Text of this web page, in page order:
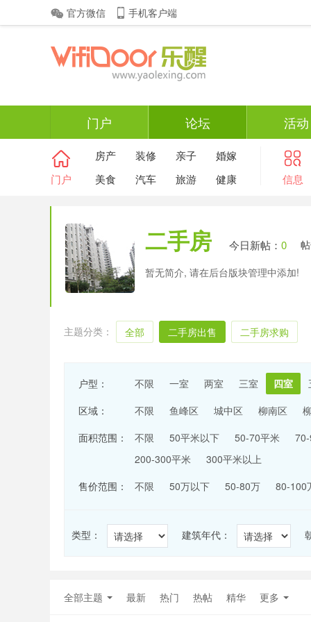
官方微信 手机客户端
门户 论坛 活动
门户
房产 装修 亲子
婚嫁
美食
汽车 旅游 健康 信息
二手房 今日新帖： 0
暂无简介, 请在后台版块管理中添加!
主题分类： 全部 二手房出售 二手房求购
户型： 不限 一室 两室 三室 四室
区域：
不限 鱼峰区 城中区 柳南区
面积范围：
不限 50平米以下 50-70平米
200-300平米
300平米以上
售价范围：
不限 50万以下 50-80万 80-100
类型： 建筑年代：
全部主题 最新 热门 热帖 精华 更多